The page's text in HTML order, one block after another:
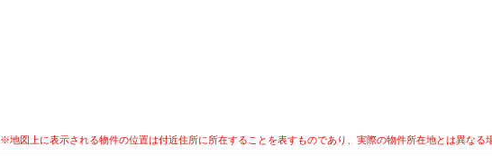
※地図上に表示される物件の位置は付近住所に所在することを表すものであり、実際の物件所在地とは異なる